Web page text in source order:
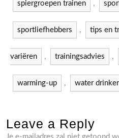
spiergroepen trainen ,
sportliefhebbers , tips en
variëren , trainingsadvies ,
warming-up , water
Leave a Reply